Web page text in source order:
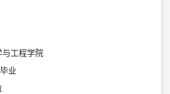
与工程学院
业